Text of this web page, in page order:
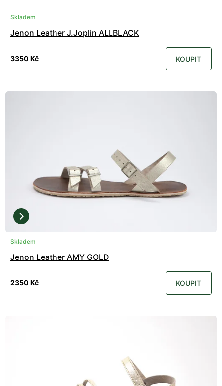
Skladem
Jenon Leather J.Joplin ALLBLACK
3350 Kč KOUPIT
Skladem
Jenon Leather AMY GOLD
2350 Kč KOUPIT